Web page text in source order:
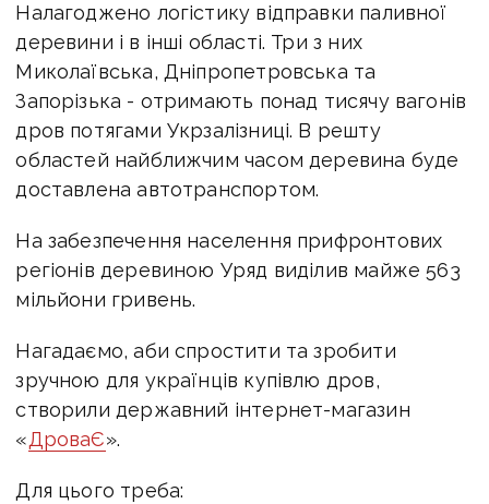
Налагоджено логістику відправки паливної
деревини і в інші області. Три з них
Миколаївська, Дніпропетровська та
Запорізька - отримають понад тисячу вагонів
дров потягами Укрзалізниці. В решту
областей найближчим часом деревина буде
доставлена автотранспортом.
На забезпечення населення прифронтових
регіонів деревиною Уряд виділив майже 563
мільйони гривень.
Нагадаємо, аби спростити та зробити
зручною для українців купівлю дров,
створили державний інтернет-магазин
«ДроваЄ».
Для цього треба: